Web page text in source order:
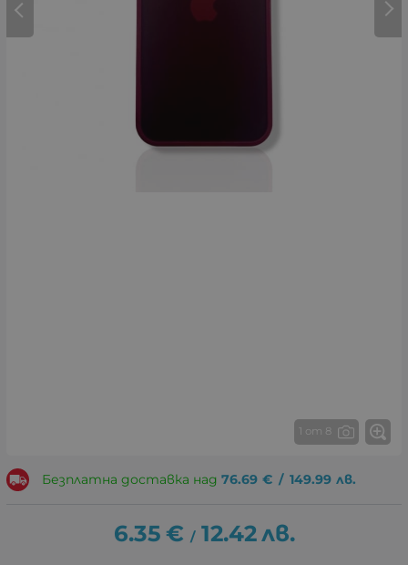
1 от 8
Безплатна доставка над 76.69 € / 149.99 лв.
6.35 € / 12.42лв.